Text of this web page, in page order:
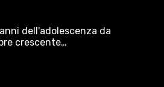
dell'adolescenza da
crescente…